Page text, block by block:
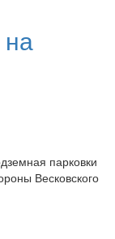
на
парковки
Весковского